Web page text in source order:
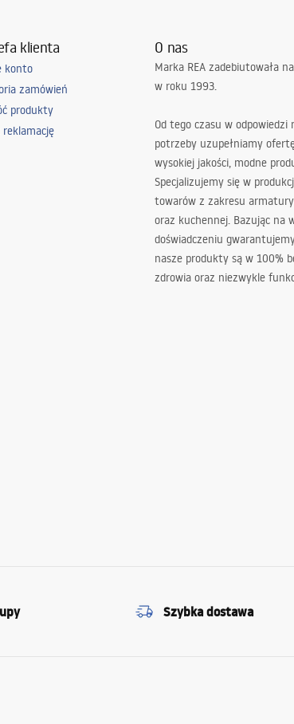
klienta
konto
zamówień
produkty
reklamację
O nas
Marka REA zadebiutowała
w roku 1993.
Od tego czasu w odpowiedzi
potrzeby uzupełniamy
wysokiej jakości, modne
Specjalizujemy się w
towarów z zakresu
oraz kuchennej. Bazując na
doświadczeniu
nasze produkty są w 100%
zdrowia oraz niezwykle
Szybka dostawa